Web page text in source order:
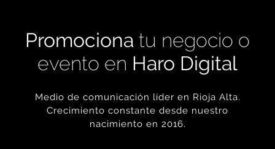
Promociona tu negocio o
evento en Haro Digital
Medio de comunicación líder en Rioja Alta.
Crecimiento constante desde nuestro
nacimiento en 2016.